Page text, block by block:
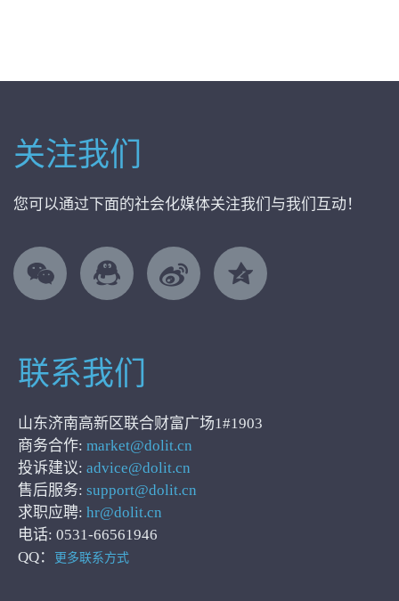
关注我们
您可以通过下面的社会化媒体关注我们与我们互动！
联系我们
山东济南高新区联合财富广场1#1903
商务合作: market@dolit.cn
投诉建议: advice@dolit.cn
售后服务: support@dolit.cn
求职应聘: hr@dolit.cn
电话: 0531-66561946
QQ：
更多联系方式